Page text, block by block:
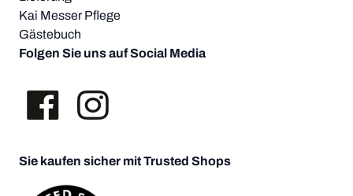
Kai Messer Pflege
Gästebuch
Folgen Sie uns auf Social Media
Sie kaufen sicher mit Trusted Shops